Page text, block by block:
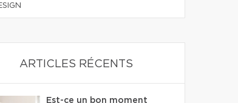
ARTICLES RÉCENTS
Est-ce un bon moment